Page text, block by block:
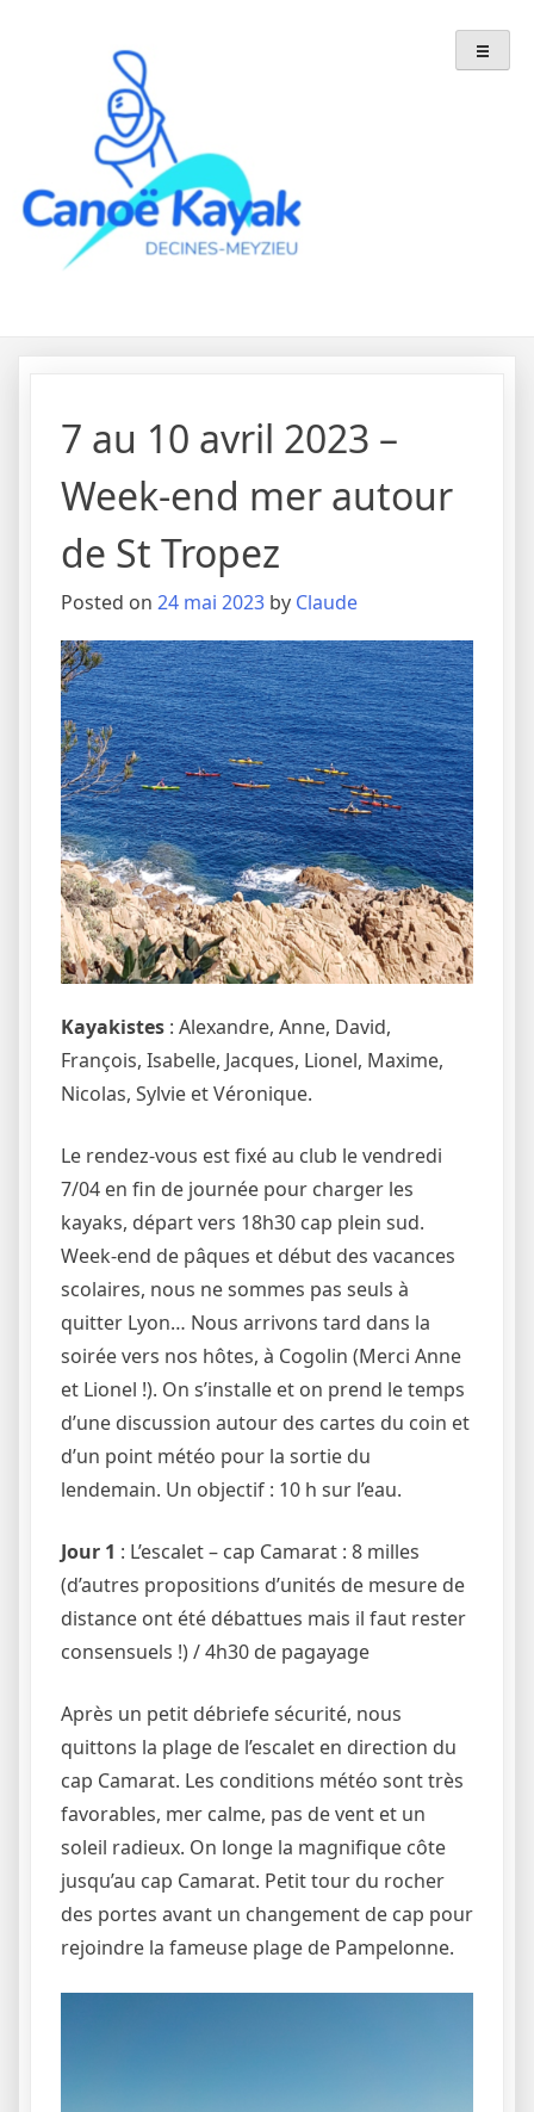
7 au 10 avril 2023 –
Week-end mer autour
de St Tropez
Posted on 24 mai 2023 by Claude
Kayakistes : Alexandre, Anne, David,
François, Isabelle, Jacques, Lionel, Maxime,
Nicolas, Sylvie et Véronique.
Le rendez-vous est fixé au club le vendredi
7/04 en fin de journée pour charger les
kayaks, départ vers 18h30 cap plein sud.
Week-end de pâques et début des vacances
scolaires, nous ne sommes pas seuls à
quitter Lyon… Nous arrivons tard dans la
soirée vers nos hôtes, à Cogolin (Merci Anne
et Lionel !). On s’installe et on prend le temps
d’une discussion autour des cartes du coin et
d’un point météo pour la sortie du
lendemain. Un objectif : 10 h sur l’eau.
Jour 1 : L’escalet – cap Camarat : 8 milles
(d’autres propositions d’unités de mesure de
distance ont été débattues mais il faut rester
consensuels !) / 4h30 de pagayage
Après un petit débriefe sécurité, nous
quittons la plage de l’escalet en direction du
cap Camarat. Les conditions météo sont très
favorables, mer calme, pas de vent et un
soleil radieux. On longe la magnifique côte
jusqu’au cap Camarat. Petit tour du rocher
des portes avant un changement de cap pour
rejoindre la fameuse plage de Pampelonne.